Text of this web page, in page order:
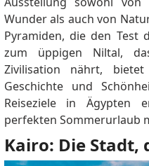
Wunder als auch von
Pyramiden, die den Test
zum üppigen Niltal,
Zivilisation nährt,
Geschichte und
Reiseziele in Ägypten
perfekten Sommerurlaub
Kairo: Die